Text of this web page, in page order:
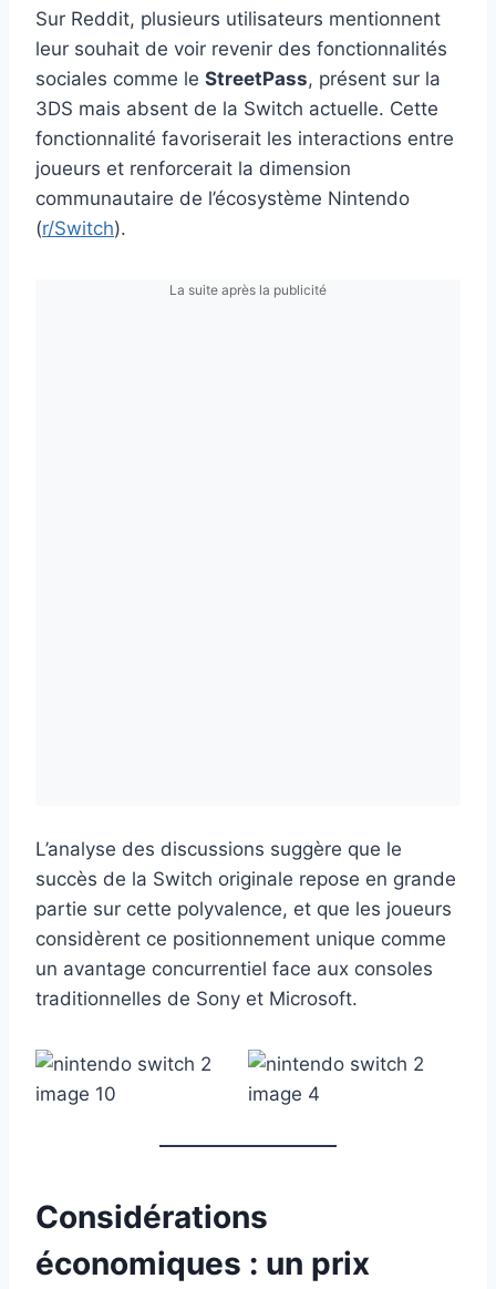
Sur Reddit, plusieurs utilisateurs mentionnent
leur souhait de voir revenir des fonctionnalités
sociales comme le StreetPass, présent sur la
3DS mais absent de la Switch actuelle. Cette
fonctionnalité favoriserait les interactions entre
joueurs et renforcerait la dimension
communautaire de l’écosystème Nintendo
(r/Switch).
La suite après la publicité
L’analyse des discussions suggère que le
succès de la Switch originale repose en grande
partie sur cette polyvalence, et que les joueurs
considèrent ce positionnement unique comme
un avantage concurrentiel face aux consoles
traditionnelles de Sony et Microsoft.
Considérations
économiques : un prix